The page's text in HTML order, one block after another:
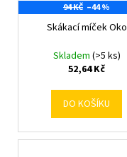
94 KČ –44 %
Skákací míček Oko
Skladem (>5 ks)
52,64 Kč
DO KOŠÍKU